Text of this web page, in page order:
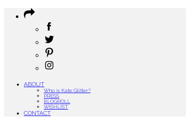
ABOUT
Who is Kate Glitter?
PRESS
BLOGROLL
WISHLIST
CONTACT